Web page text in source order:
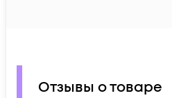
Отзывы о товаре